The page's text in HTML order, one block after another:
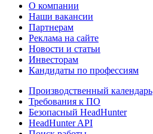
О компании
Наши вакансии
Партнерам
Реклама на сайте
Новости и статьи
Инвесторам
Кандидаты по профессиям
Производственный календарь
Требования к ПО
Безопасный HeadHunter
HeadHunter API